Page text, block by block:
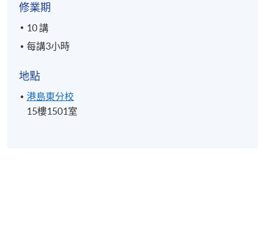
修業期
10 講
每講3小時
地點
港島東分校
15樓1501室